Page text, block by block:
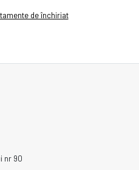
de închiriat
nr 90